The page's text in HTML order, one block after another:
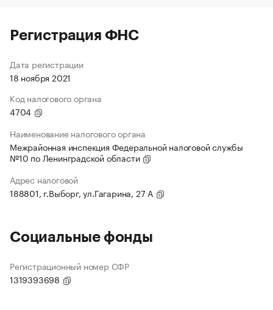
Регистрация ФНС
Дата регистрации
18 ноября 2021
Код налогового органа
4704
Наименование налогового органа
Межрайонная инспекция Федеральной налоговой службы
№10 по Ленинградской области
Адрес налоговой
188801, г.Выборг, ул.Гагарина, 27 А
Социальные фонды
Регистрационный номер СФР
1319393698